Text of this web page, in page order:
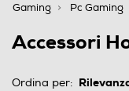
Gaming Pc Gaming
Accessori
Ordina per: